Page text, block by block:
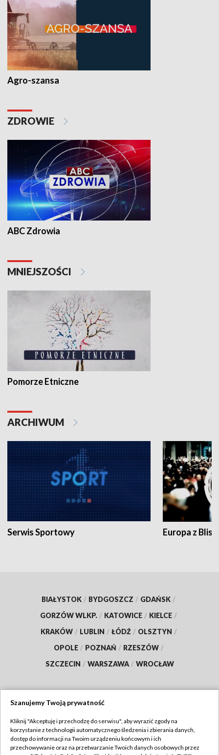
Agro-szansa
ZDROWIE
ABC Zdrowia
MNIEJSZOŚCI
Pomorze Etniczne
ARCHIWUM
Serwis Sportowy Europa z
BIAŁYSTOK / BYDGOSZCZ / GDAŃSK /
GORZÓW WLKP. / KATOWICE / KIELCE /
KRAKÓW / LUBLIN / ŁÓDŹ / OLSZTYN /
OPOLE / POZNAŃ / RZESZÓW /
SZCZECIN / WARSZAWA / WROCŁAW
TVP
Abonament TVP
Regulamin TVP
Szanujemy Twoją prywatność
Kliknij "Akceptuję i przechodzę do serwisu", aby wyrazić zgody na
korzystanie z technologii automatycznego śledzenia i zbierania danych,
dostęp do informacji na Twoim urządzeniu końcowym i ich
przechowywanie oraz na przetwarzanie Twoich danych osobowych przez